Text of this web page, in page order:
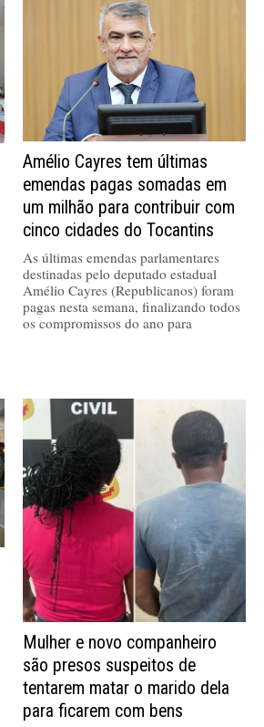
Amélio Cayres tem últimas
emendas pagas somadas em
um milhão para contribuir com
cinco cidades do Tocantins
As últimas emendas parlamentares
destinadas pelo deputado estadual
Amélio Cayres (Republicanos) foram
pagas nesta semana, finalizando todos
os compromissos do ano para
Mulher e novo companheiro
são presos suspeitos de
tentarem matar o marido dela
para ficarem com bens